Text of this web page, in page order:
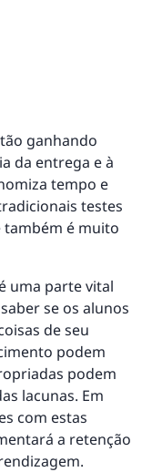
ganhando
da entrega e à
tempo e
testes
também é muito
uma parte vital
se os alunos
de seu
podem
podem
lacunas. Em
com estas
a retenção